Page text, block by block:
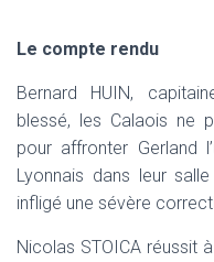
Le compte rendu
Bernard HUIN,
blessé, les Calaois ne
pour affronter Gerland
Lyonnais dans leur
infligé une sévère
Nicolas STOICA réussit